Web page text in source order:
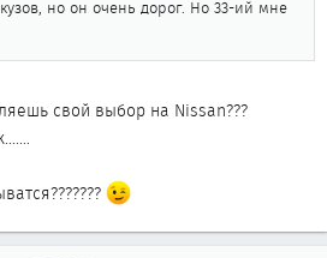
но он очень дорог. Но 33-ий мне
свой выбор на Nissan???